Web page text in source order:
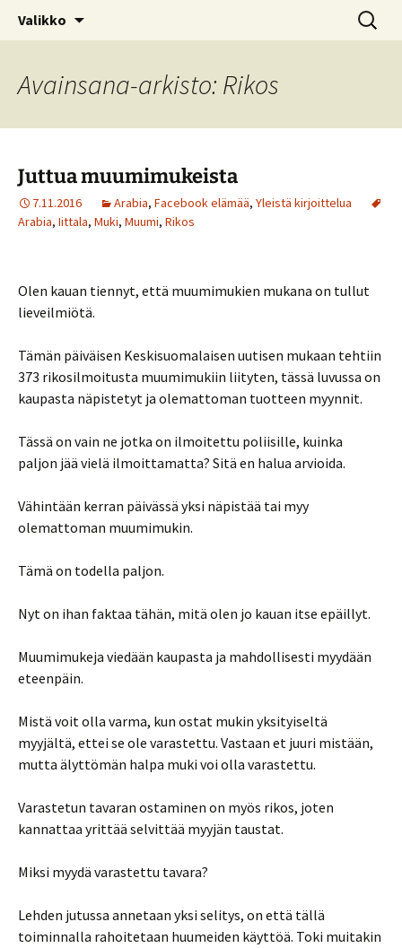
© Kruununjalokivet.com
Kotimaiseen lasiin keskittyvä blogi
Valikko Haku:
Avainsana-arkisto: Rikos
Juttua muumimukeista
7.11.2016 Arabia, Facebook elämää, Yleistä kirjoittelua
Arabia, Iittala, Muki, Muumi, Rikos
Olen kauan tiennyt, että muumimukien mukana on tullut
lieveilmiötä.
Tämän päiväisen Keskisuomalaisen uutisen mukaan tehtiin
373 rikosilmoitusta muumimukiin liityten, tässä luvussa on
kaupasta näpistetyt ja olemattoman tuotteen myynnit.
Tässä on vain ne jotka on ilmoitettu poliisille, kuinka
paljon jää vielä ilmoittamatta? Sitä en halua arvioida.
Vähintään kerran päivässä yksi näpistää tai myy
olemattoman muumimukin.
Tämä on todella paljon.
Nyt on ihan faktaa tähän, mitä olen jo kauan itse epäillyt.
Muumimukeja viedään kaupasta ja mahdollisesti myydään
eteenpäin.
Mistä voit olla varma, kun ostat mukin yksityiseltä
myyjältä, ettei se ole varastettu. Vastaan et juuri mistään,
mutta älyttömän halpa muki voi olla varastettu.
Varastetun tavaran ostaminen on myös rikos, joten
kannattaa yrittää selvittää myyjän taustat.
Miksi myydä varastettu tavara?
Lehden jutussa annetaan yksi selitys, on että tällä
toiminnalla rahoitetaan huumeiden käyttöä. Toki muitakin